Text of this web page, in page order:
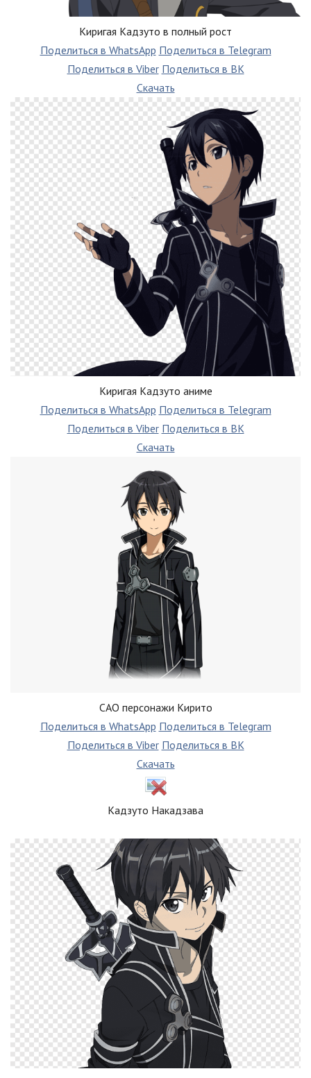
Киригая Кадзуто в полный рост
Поделиться в WhatsApp Поделиться в Telegram
Поделиться в Viber Поделиться в ВК
Скачать
Киригая Кадзуто аниме
Поделиться в WhatsApp Поделиться в Telegram
Поделиться в Viber Поделиться в ВК
Скачать
САО персонажи Кирито
Поделиться в WhatsApp Поделиться в Telegram
Поделиться в Viber Поделиться в ВК
Скачать
Кадзуто Накадзава